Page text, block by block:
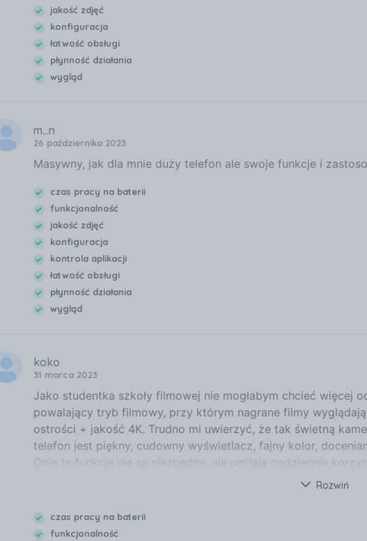
jakość zdjęć
konfiguracja
łatwość obsługi
płynność działania
wygląd
m...n
26 października 2023
Masywny, jak dla mnie duży telefon ale swoje funkcje i
czas pracy na baterii
funkcjonalność
jakość zdjęć
konfiguracja
kontrola aplikacji
łatwość obsługi
płynność działania
wygląd
koko
31 marca 2023
Jako studentka szkoły filmowej nie mogłabym chcieć więcej
powalający tryb filmowy, przy którym nagrane filmy
ostrości + jakość 4K. Trudno mi uwierzyć, że tak świetną
telefon jest piękny, cudowny wyświetlacz, fajny kolor,
Obie te funkcje nie są niezbędne, ale umilają codziennie
Rozwiń
czas pracy na baterii
funkcjonalność